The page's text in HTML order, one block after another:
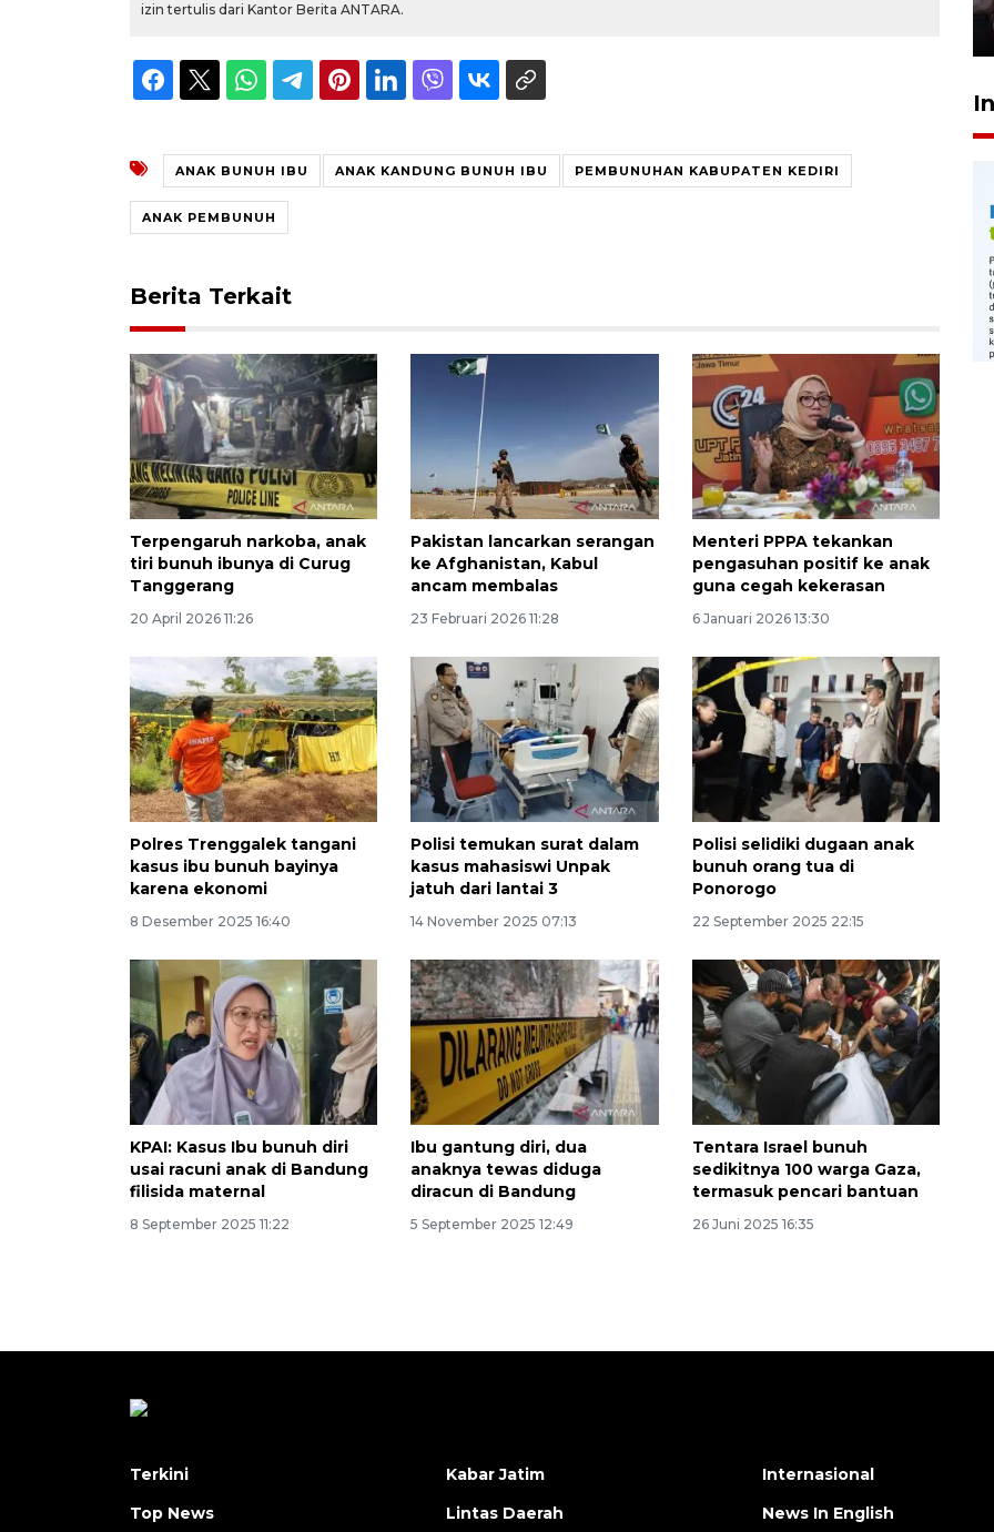
izin tertulis dari Kantor Berita ANTARA.
ANAK BUNUH IBU ANAK KANDUNG BUNUH IBU PEMBUNUHAN KABUPATEN KEDIRI
ANAK PEMBUNUH
Berita Terkait
Terpengaruh narkoba, anak
tiri bunuh ibunya di Curug
Tanggerang
20 April 2026 11:26
Pakistan lancarkan serangan
ke Afghanistan, Kabul
ancam membalas
23 Februari 2026 11:28
Menteri PPPA tekankan
pengasuhan positif ke anak
guna cegah kekerasan
6 Januari 2026 13:30
Polres Trenggalek tangani
kasus ibu bunuh bayinya
karena ekonomi
8 Desember 2025 16:40
Polisi temukan surat dalam
kasus mahasiswi Unpak
jatuh dari lantai 3
14 November 2025 07:13
Polisi selidiki dugaan anak
bunuh orang tua di
Ponorogo
22 September 2025 22:15
KPAI: Kasus Ibu bunuh diri
usai racuni anak di Bandung
filisida maternal
8 September 2025 11:22
Ibu gantung diri, dua
anaknya tewas diduga
diracun di Bandung
5 September 2025 12:49
Tentara Israel bunuh
sedikitnya 100 warga Gaza,
termasuk pencari bantuan
26 Juni 2025 16:35
Memberantas kejahatan
jalanan Jakarta
2026-08-05 18:00:00
Terkini
Top News
Kabar Jatim
Lintas Daerah
Internasional
News In English